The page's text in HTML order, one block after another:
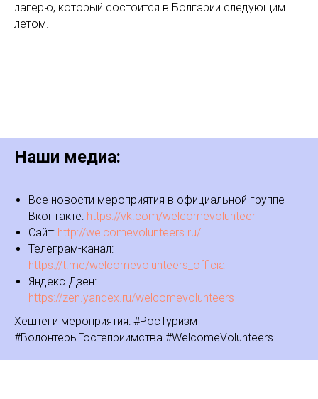
лагерю, который состоится в Болгарии следующим
летом.
Наши медиа:
Все новости мероприятия в официальной группе
Вконтакте: https://vk.com/welcomevolunteer
Сайт: http://welcomevolunteers.ru/
Телеграм-канал:
https://t.me/welcomevolunteers_official
Яндекс Дзен:
https://zen.yandex.ru/welcomevolunteers
Хештеги мероприятия: #РосТуризм
#ВолонтерыГостеприимства #WelcomeVolunteers